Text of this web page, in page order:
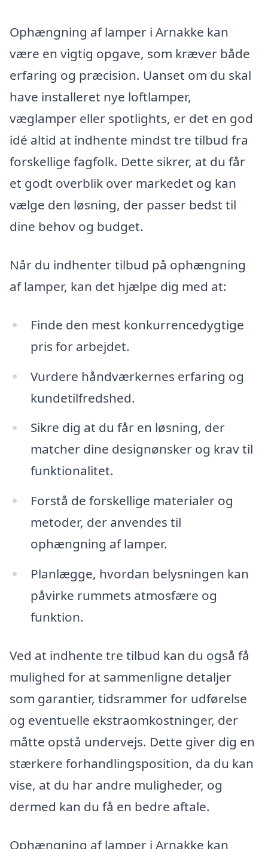
Ophængning af lamper i Arnakke kan
være en vigtig opgave, som kræver både
erfaring og præcision. Uanset om du skal
have installeret nye loftlamper,
væglamper eller spotlights, er det en god
idé altid at indhente mindst tre tilbud fra
forskellige fagfolk. Dette sikrer, at du får
et godt overblik over markedet og kan
vælge den løsning, der passer bedst til
dine behov og budget.
Når du indhenter tilbud på ophængning
af lamper, kan det hjælpe dig med at:
Finde den mest konkurrencedygtige
pris for arbejdet.
Vurdere håndværkernes erfaring og
kundetilfredshed.
Sikre dig at du får en løsning, der
matcher dine designønsker og krav til
funktionalitet.
Forstå de forskellige materialer og
metoder, der anvendes til
ophængning af lamper.
Planlægge, hvordan belysningen kan
påvirke rummets atmosfære og
funktion.
Ved at indhente tre tilbud kan du også få
mulighed for at sammenligne detaljer
som garantier, tidsrammer for udførelse
og eventuelle ekstraomkostninger, der
måtte opstå undervejs. Dette giver dig en
stærkere forhandlingsposition, da du kan
vise, at du har andre muligheder, og
dermed kan du få en bedre aftale.
Ophængning af lamper i Arnakke kan